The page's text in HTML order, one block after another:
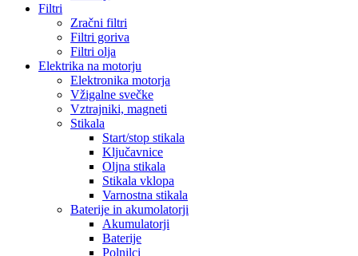
Filtri
Zračni filtri
Filtri goriva
Filtri olja
Elektrika na motorju
Elektronika motorja
Vžigalne svečke
Vztrajniki, magneti
Stikala
Start/stop stikala
Ključavnice
Oljna stikala
Stikala vklopa
Varnostna stikala
Baterije in akumolatorji
Akumulatorji
Baterije
Polnilci